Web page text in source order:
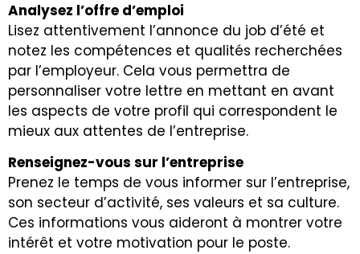
Analysez l’offre d’emploi
Lisez attentivement l’annonce du job d’été et
notez les compétences et qualités recherchées
par l’employeur. Cela vous permettra de
personnaliser votre lettre en mettant en avant
les aspects de votre profil qui correspondent le
mieux aux attentes de l’entreprise.
Renseignez-vous sur l’entreprise
Prenez le temps de vous informer sur l’entreprise,
son secteur d’activité, ses valeurs et sa culture.
Ces informations vous aideront à montrer votre
intérêt et votre motivation pour le poste.